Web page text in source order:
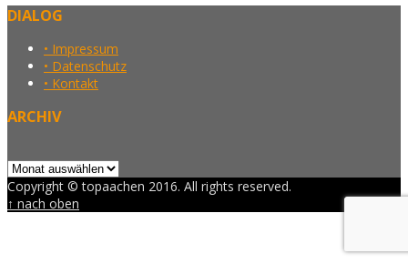
DIALOG
• Impressum
• Datenschutz
• Kontakt
ARCHIV
Copyright © topaachen 2016. All rights reserved.
↑ nach oben